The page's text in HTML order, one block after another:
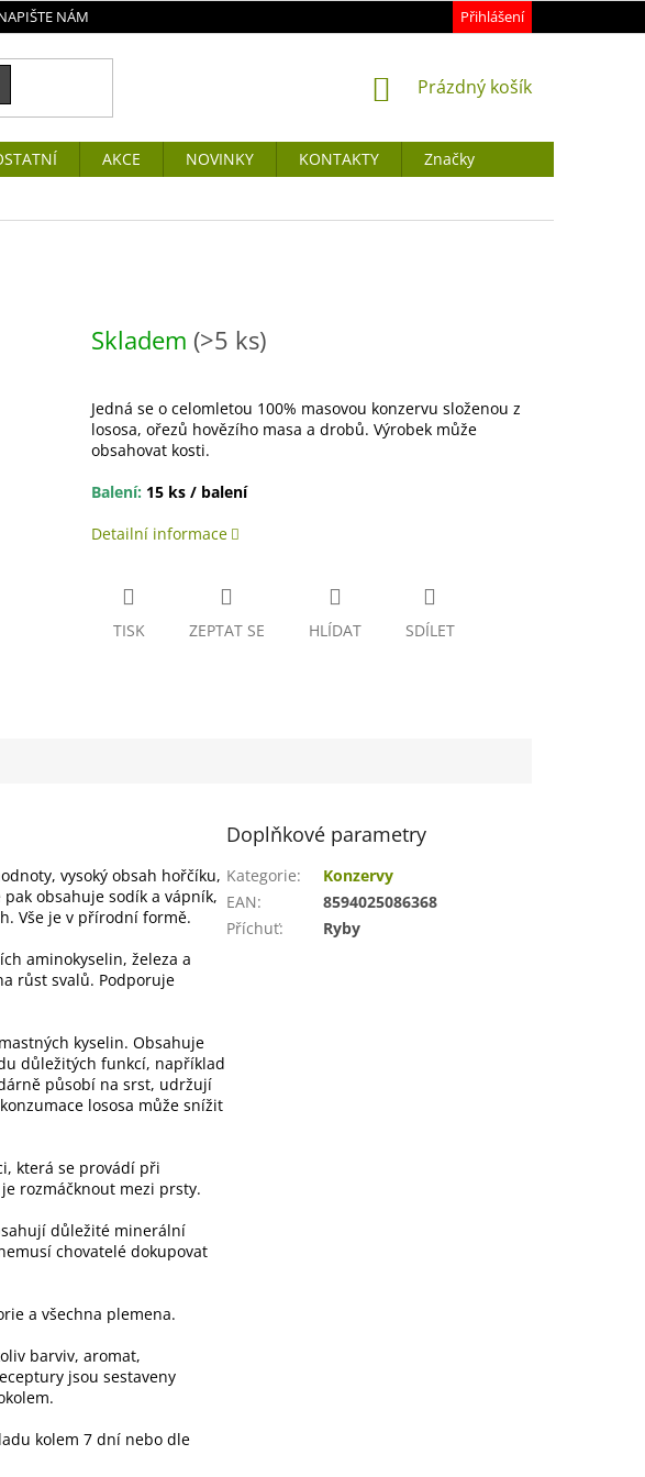
NÁM Přihlášení
NÁKUPNÍ
Prázdný košík
AKCE NOVINKY KONTAKTY
Značky
Skladem (>5 ks)
Jedná se o celomletou 100% masovou konzervu složenou z
lososa, ořezů hovězího masa a drobů. Výrobek může
obsahovat kosti.
Balení: 15 ks / balení
Detailní informace
TISK ZEPTAT SE HLÍDAT SDÍLET
vysoký obsah hořčíku,
obsahuje sodík a vápník,
Vše je v přírodní formě.
aminokyselin, železa a
růst svalů. Podporuje
kyselin. Obsahuje
důležitých funkcí, například
působí na srst, udržují
lososa může snížit
která se provádí při
rozmáčknout mezi prsty.
důležité minerální
chovatelé dokupovat
a všechna plemena.
barviv, aromat,
jsou sestaveny
kolem 7 dní nebo dle
Doplňkové parametry
Kategorie:
Konzervy
EAN:
8594025086368
Příchuť: Ryby